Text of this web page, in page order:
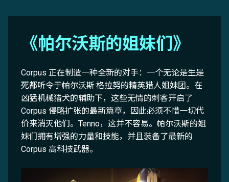
《帕尔沃斯的姐妹们》
Corpus 正在制造一种全新的对手：一个无论是生是
死都听令于帕尔沃斯·格拉努的精英猎人姐妹团。在
凶猛机械猎犬的辅助下，这些无情的刺客开启了
Corpus 侵略扩张的最新篇章，因此必须不惜一切代
价来消灭他们。Tenno，这并不容易。帕尔沃斯的姐
妹们拥有增强的力量和技能，并且装备了最新的
Corpus 高科技武器。